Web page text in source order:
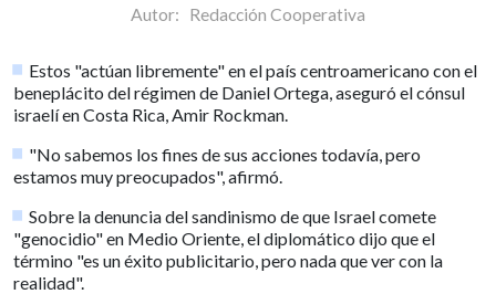
Autor: Redacción Cooperativa
Estos "actúan libremente" en el país centroamericano con el
beneplácito del régimen de Daniel Ortega, aseguró el cónsul
israelí en Costa Rica, Amir Rockman.
"No sabemos los fines de sus acciones todavía, pero
estamos muy preocupados", afirmó.
Sobre la denuncia del sandinismo de que Israel comete
"genocidio" en Medio Oriente, el diplomático dijo que el
término "es un éxito publicitario, pero nada que ver con la
realidad".